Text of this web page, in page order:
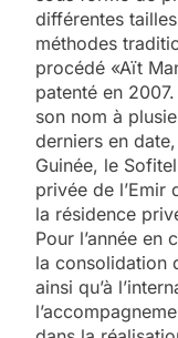
différentes
méthodes
procédé «Aït
patenté en
son nom à
derniers en
Guinée, le
privée de l’Emir
la résidence
Pour l’année en
la consolidation
ainsi qu’à